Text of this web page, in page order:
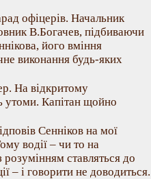
офіцерів. Начальник
В.Богачев, підбиваючи
його вміння
виконання будь-яких
На відкритому
утоми. Капітан щойно
Сенніков на мої
водії – чи то на
ставляться до
– і говорити не доводиться.